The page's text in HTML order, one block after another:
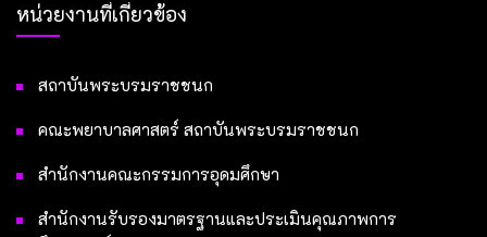
หน่วยงานที่เกี่ยวข้อง
สถาบันพระบรมราชชนก
คณะพยาบาลศาสตร์ สถาบันพระบรมราชชนก
สำนักงานคณะกรรมการอุดมศึกษา
สำนักงานรับรองมาตรฐานและประเมินคุณภาพการ